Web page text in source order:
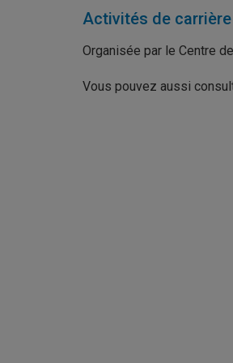
Activités de
Organisée par le Centre
Vous pouvez aussi